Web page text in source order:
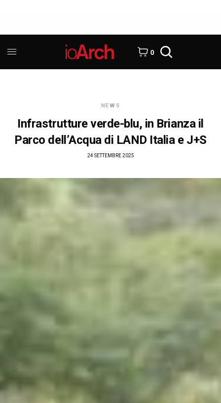
0
NEWS
Infrastrutture verde-blu, in Brianza il
Parco dell’Acqua di LAND Italia e J+S
24 SETTEMBRE 2025